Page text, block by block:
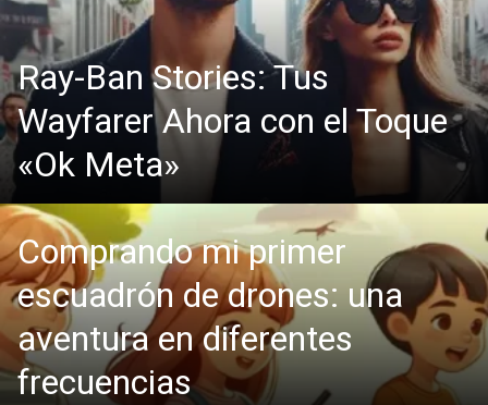
Ray-Ban Stories: Tus
Wayfarer Ahora con el Toque
«Ok Meta»
Comprando mi primer
escuadrón de drones: una
aventura en diferentes
frecuencias